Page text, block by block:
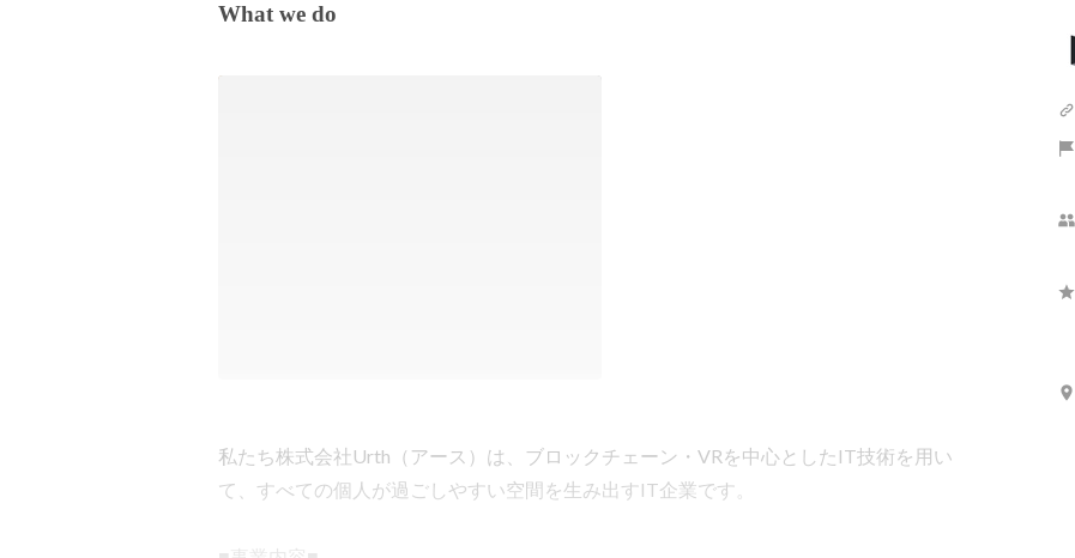
What we do
私たち株式会社Urth（アース）は、ブロックチェーン・VRを中心としたIT技術を用い
て、すべての個人が過ごしやすい空間を生み出すIT企業です。